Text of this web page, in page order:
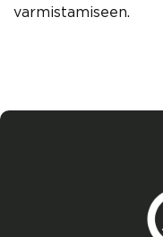
varmistamiseen.